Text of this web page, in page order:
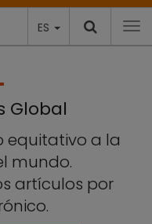
ES
Global
equitativo a la
mundo.
artículos por